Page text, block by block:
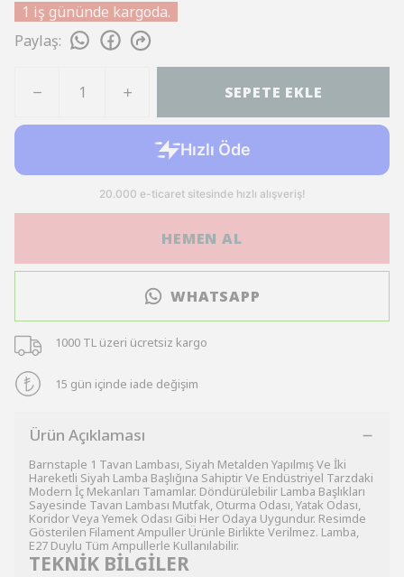
1 iş gününde kargoda.
Paylaş:
SEPETE EKLE
HEMEN AL
WHATSAPP
1000 TL üzeri ücretsiz kargo
15 gün içinde iade değişim
Ürün Açıklaması
Barnstaple 1 Tavan Lambası, Siyah Metalden Yapılmış Ve İki
Hareketli Siyah Lamba Başlığına Sahiptir Ve Endüstriyel Tarzdaki
Modern İç Mekanları Tamamlar. Döndürülebilir Lamba Başlıkları
Sayesinde Tavan Lambası Mutfak, Oturma Odası, Yatak Odası,
Koridor Veya Yemek Odası Gibi Her Odaya Uygundur. Resimde
Gösterilen Filament Ampuller Ürünle Birlikte Verilmez. Lamba,
E27 Duylu Tüm Ampullerle Kullanılabilir.
TEKNİK BİLGİLER